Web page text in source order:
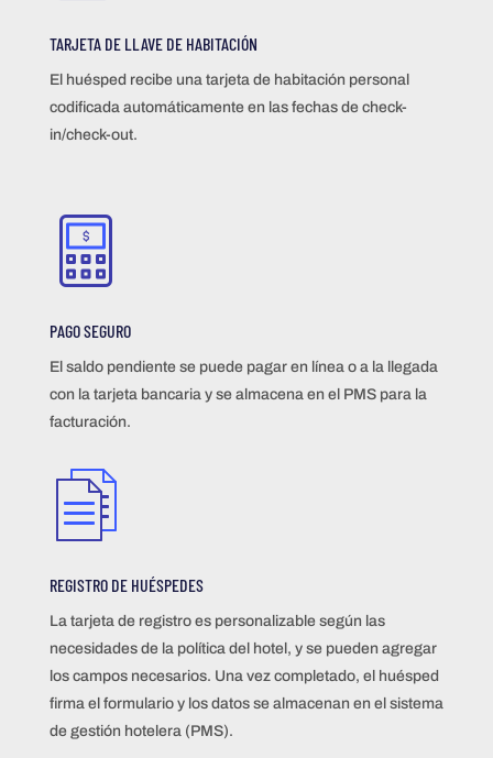
TARJETA DE LLAVE DE HABITACIÓN
El huésped recibe una tarjeta de habitación personal
codificada automáticamente en las fechas de check-
in/check-out.
PAGO SEGURO
El saldo pendiente se puede pagar en línea o a la llegada
con la tarjeta bancaria y se almacena en el PMS para la
facturación.
REGISTRO DE HUÉSPEDES
La tarjeta de registro es personalizable según las
necesidades de la política del hotel, y se pueden agregar
los campos necesarios. Una vez completado, el huésped
firma el formulario y los datos se almacenan en el sistema
de gestión hotelera (PMS).